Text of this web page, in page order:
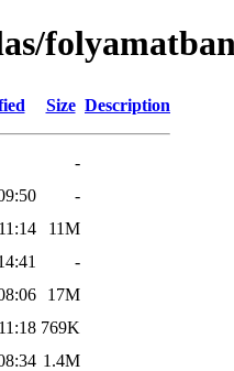
Size Description
-
-
11M
-
17M
769K
1.4M